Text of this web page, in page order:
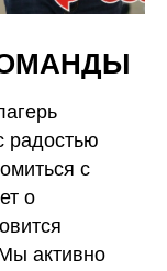
радостью
с
о
активно